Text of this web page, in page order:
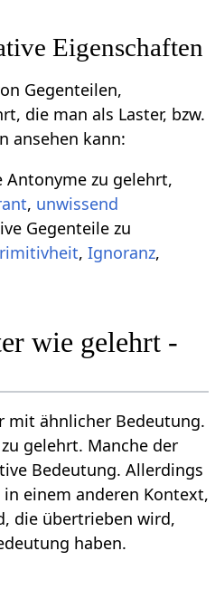
Eigenschaften
Gegenteilen,
die man als Laster, bzw.
ansehen kann:
Antonyme zu gelehrt,
, unwissend
Gegenteile zu
, Ignoranz,
wie gelehrt -
mit ähnlicher Bedeutung.
gelehrt. Manche der
Bedeutung. Allerdings
einem anderen Kontext,
die übertrieben wird,
haben.